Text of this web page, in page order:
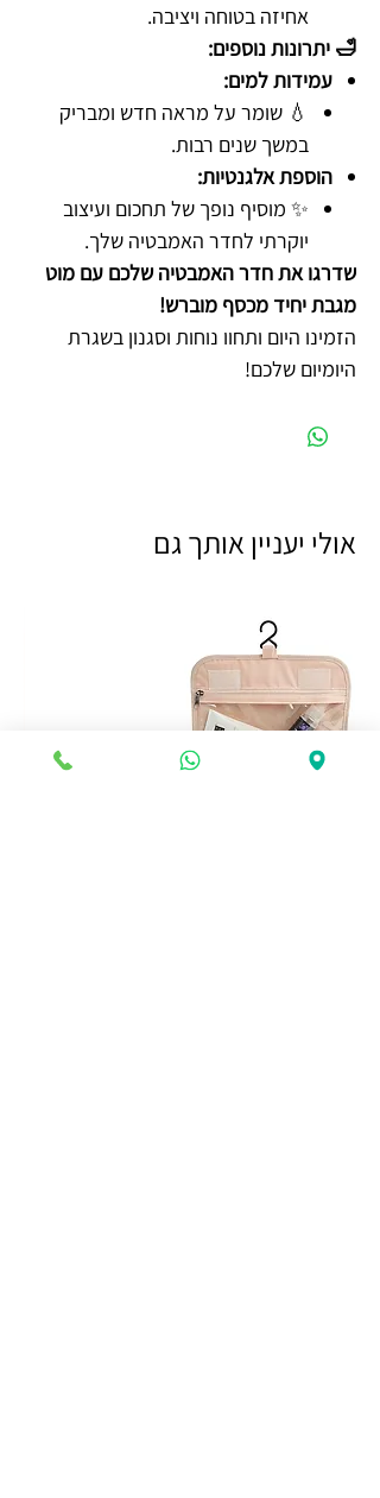
אחיזה בטוחה ויציבה.
🛁 יתרונות נוספים:
עמידות למים:
💧 שומר על מראה חדש ומבריק
במשך שנים רבות.
הוספת אלגנטיות:
✨ מוסיף נופך של תחכום ועיצוב
יוקרתי לחדר האמבטיה שלך.
שדרגו את חדר האמבטיה שלכם עם מוט
מגבת יחיד מכסף מוברש!
הזמינו היום ותחוו נוחות וסגנון בשגרת
היומיום שלכם!
אולי יעניין אותך גם